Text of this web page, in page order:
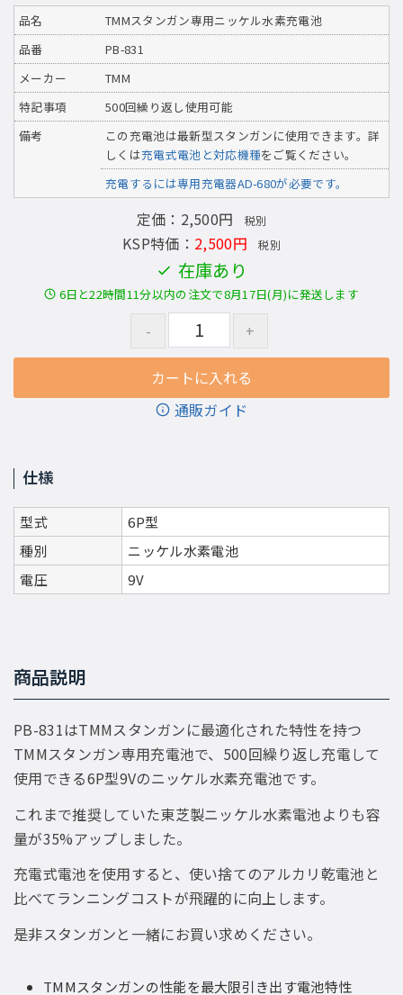
品名
TMMスタンガン専用ニッケル水素充電池
品番
PB-831
メーカー
TMM
特記事項
500回繰り返し使用可能
備考
この充電池は最新型スタンガンに使用できます。詳
しくは充電式電池と対応機種をご覧ください。
充電するには専用充電器AD-680が必要です。
定価：2,500円 税別
KSP特価： 2,500円 税別
在庫あり
6日と22時間11分以内の注文で8月17日(月)に発送します
通販ガイド
仕様
型式
6P型
種別
ニッケル水素電池
電圧
9V
商品説明
PB-831はTMMスタンガンに最適化された特性を持つ
TMMスタンガン専用充電池で、500回繰り返し充電して
使用できる6P型9Vのニッケル水素充電池です。
これまで推奨していた東芝製ニッケル水素電池よりも容
量が35%アップしました。
充電式電池を使用すると、使い捨てのアルカリ乾電池と
比べてランニングコストが飛躍的に向上します。
是非スタンガンと一緒にお買い求めください。
TMMスタンガンの性能を最大限引き出す電池特性